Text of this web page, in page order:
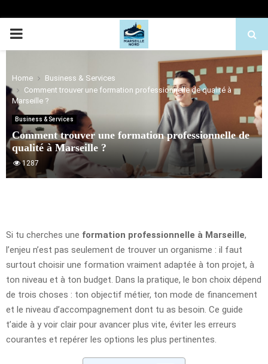
PRIMARY
Home
Business & Services
Comment trouver une formation professionnelle de qualité à
Marseille ?
Business & Services
Comment trouver une formation professionnelle de
qualité à Marseille ?
1287
Si tu cherches une formation professionnelle à Marseille,
l’enjeu n’est pas seulement de trouver un organisme : il faut
surtout choisir une formation vraiment adaptée à ton projet, à
ton niveau et à ton budget. Dans la pratique, le bon choix dépend
de trois choses : ton objectif métier, ton mode de financement
et le niveau d’accompagnement dont tu as besoin. Ce guide
t’aide à y voir clair pour avancer plus vite, éviter les erreurs
courantes et repérer les options les plus pertinentes.